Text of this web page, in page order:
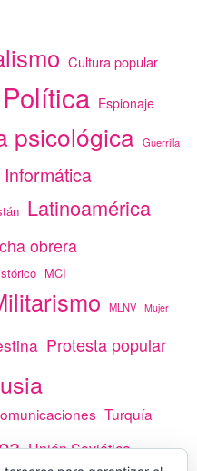
Cultura popular
Espionaje
psicológica Guerrilla
Informática
Latinoamérica
obrera
MCI
MLNV Mujer
Protesta popular
Turquía
Unión Soviética